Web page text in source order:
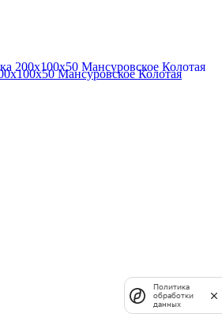
Мансуровское Колотая
Политика
обработки
данных